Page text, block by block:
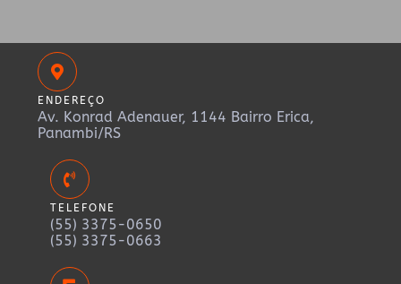
ENDEREÇO
Av. Konrad Adenauer, 1144 Bairro Erica,
Panambi/RS
TELEFONE
(55) 3375-0650
(55) 3375-0663